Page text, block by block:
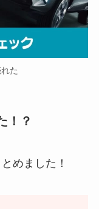
た
！？
めました！